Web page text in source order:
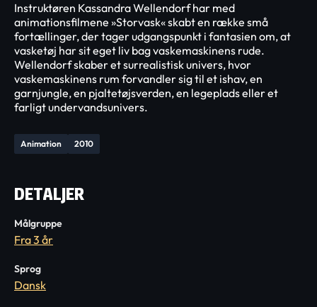
Animation 2010
Instruktøren Kassandra Wellendorf har med
animationsfilmene »Storvask« skabt en række små
fortællinger, der tager udgangspunkt i fantasien om, at
vasketøj har sit eget liv bag vaskemaskinens rude.
Wellendorf skaber et surrealistisk univers, hvor
vaskemaskinens rum forvandler sig til et ishav, en
garnjungle, en pjaltetøjsverden, en legeplads eller et
farligt undervandsunivers.
DETALJER
Målgruppe
Fra 3 år
Sprog
Dansk